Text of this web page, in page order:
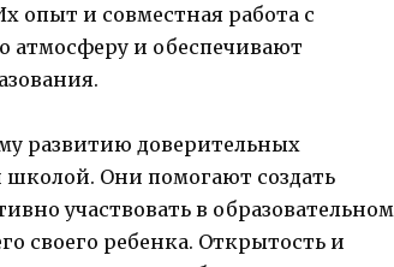
опыт и совместная работа с
атмосферу и обеспечивают
развитию доверительных
Они помогают создать
участвовать в образовательном
своего ребенка. Открытость и